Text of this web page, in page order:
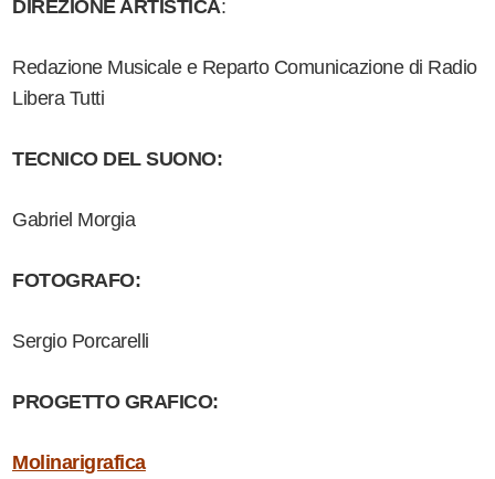
DIREZIONE ARTISTICA:
Redazione Musicale e Reparto Comunicazione di Radio
Libera Tutti
TECNICO DEL SUONO:
Gabriel Morgia
FOTOGRAFO:
Sergio Porcarelli
PROGETTO GRAFICO:
Molinarigrafica